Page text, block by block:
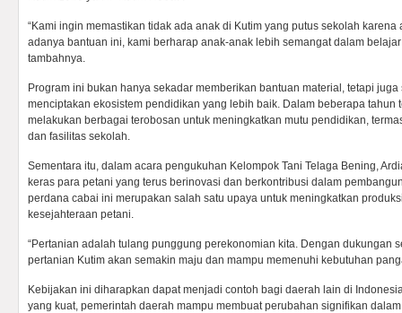
“Kami ingin memastikan tidak ada anak di Kutim yang putus sekolah
adanya bantuan ini, kami berharap anak-anak lebih semangat dalam
tambahnya.
Program ini bukan hanya sekadar memberikan bantuan material, tetapi
menciptakan ekosistem pendidikan yang lebih baik. Dalam beberapa tahun
melakukan berbagai terobosan untuk meningkatkan mutu pendidikan,
dan fasilitas sekolah.
Sementara itu, dalam acara pengukuhan Kelompok Tani Telaga Bening,
keras para petani yang terus berinovasi dan berkontribusi dalam
perdana cabai ini merupakan salah satu upaya untuk meningkatkan
kesejahteraan petani.
“Pertanian adalah tulang punggung perekonomian kita. Dengan dukungan
pertanian Kutim akan semakin maju dan mampu memenuhi kebutuhan
Kebijakan ini diharapkan dapat menjadi contoh bagi daerah lain di
yang kuat, pemerintah daerah mampu membuat perubahan signifikan